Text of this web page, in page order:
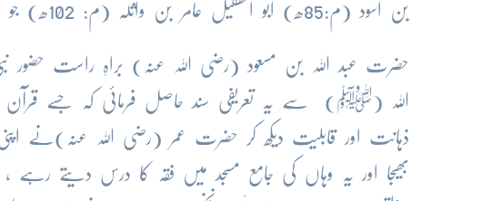
بن اسود (م:85ھ) ابو الطفیل عامر بن واثلہ (م: 102ھ) جو سب صحابہ کے بعد مکّہ میں فوت ہوئے‘‘-
حضرت عبد اللہ بن مسعود (رضی اللہ عنہ) براہِ راست
اللہ (ﷺ) سے یہ تعریفی سند حاصل فرمائی کہ جسے قرآن
ذہانت اور قابلیت دیکھ کر حضرت عمر (رضی اللہ عنہ)نے
بھیجا اور یہ وہاں کی جامع مسجد میں فقہ کا درس دیتے